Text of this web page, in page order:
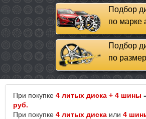
Подбор
по марке
Подбор
по
При покупке 4 литых диска + 4 шины
руб.
При покупке 4 литых диска или 4